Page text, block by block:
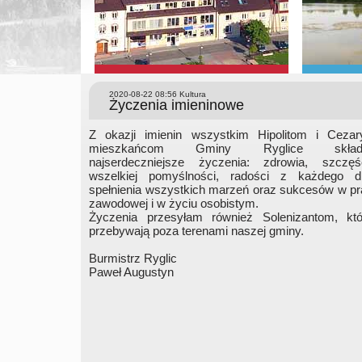
2020-08-22 08:56 Kultura
Życzenia imieninowe
Z okazji imienin wszystkim Hipolitom i
mieszkańcom Gminy Ryglice
najserdeczniejsze życzenia: zdrowia,
wszelkiej pomyślności, radości z każdego
spełnienia wszystkich marzeń oraz sukcesów w
zawodowej i w życiu osobistym.
Życzenia przesyłam również Solenizantom,
przebywają poza terenami naszej gminy.
Burmistrz Ryglic
Paweł Augustyn